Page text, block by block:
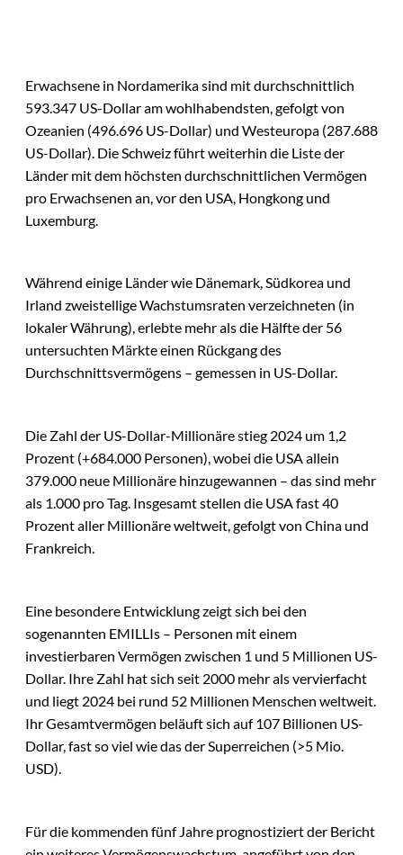
Erwachsene in Nordamerika sind mit durchschnittlich
593.347 US-Dollar am wohlhabendsten, gefolgt von
Ozeanien (496.696 US-Dollar) und Westeuropa (287.688
US-Dollar). Die Schweiz führt weiterhin die Liste der
Länder mit dem höchsten durchschnittlichen Vermögen
pro Erwachsenen an, vor den USA, Hongkong und
Luxemburg.
Während einige Länder wie Dänemark, Südkorea und
Irland zweistellige Wachstumsraten verzeichneten (in
lokaler Währung), erlebte mehr als die Hälfte der 56
untersuchten Märkte einen Rückgang des
Durchschnittsvermögens – gemessen in US-Dollar.
Die Zahl der US-Dollar-Millionäre stieg 2024 um 1,2
Prozent (+684.000 Personen), wobei die USA allein
379.000 neue Millionäre hinzugewannen – das sind mehr
als 1.000 pro Tag. Insgesamt stellen die USA fast 40
Prozent aller Millionäre weltweit, gefolgt von China und
Frankreich.
Eine besondere Entwicklung zeigt sich bei den
sogenannten EMILLIs – Personen mit einem
investierbaren Vermögen zwischen 1 und 5 Millionen US-
Dollar. Ihre Zahl hat sich seit 2000 mehr als vervierfacht
und liegt 2024 bei rund 52 Millionen Menschen weltweit.
Ihr Gesamtvermögen beläuft sich auf 107 Billionen US-
Dollar, fast so viel wie das der Superreichen (>5 Mio.
USD).
Für die kommenden fünf Jahre prognostiziert der Bericht